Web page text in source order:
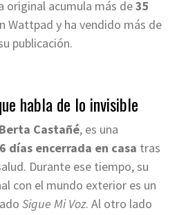
original acumula más de35
Wattpad y ha vendido más de
publicación.
habla de lo invisible
Berta Castañé, es una
días encerrada en casa tras
Durante ese tiempo, su
con el mundo exterior es un
Sigue Mi Voz. Al otro lado